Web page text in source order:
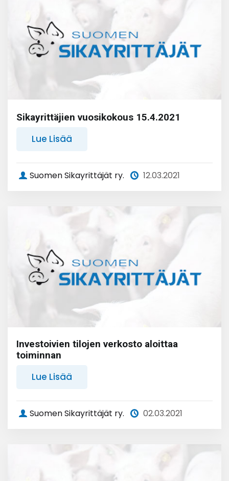
Sikayrittäjien vuosikokous 15.4.2021
Lue Lisää
Suomen Sikayrittäjät ry. 12.03.2021
Investoivien tilojen verkosto aloittaa
toiminnan
Lue Lisää
Suomen Sikayrittäjät ry. 02.03.2021